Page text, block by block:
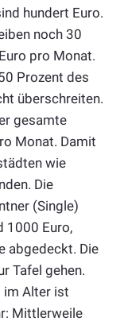
hundert Euro.
noch 30
pro Monat.
Prozent des
überschreiten.
gesamte
Monat. Damit
wie
Die
(Single)
1000 Euro,
abgedeckt. Die
Tafel gehen.
im Alter ist
Mittlerweile